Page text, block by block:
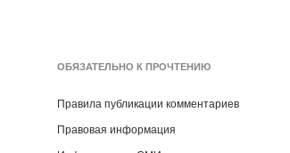
ОБЯЗАТЕЛЬНО К ПРОЧТЕНИЮ
Правила публикации комментариев
Правовая информация